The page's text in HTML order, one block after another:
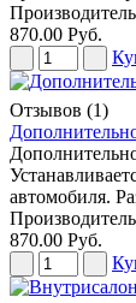
870.00 Руб.
Отзывов (1)
автомобиля.
870.00 Руб.